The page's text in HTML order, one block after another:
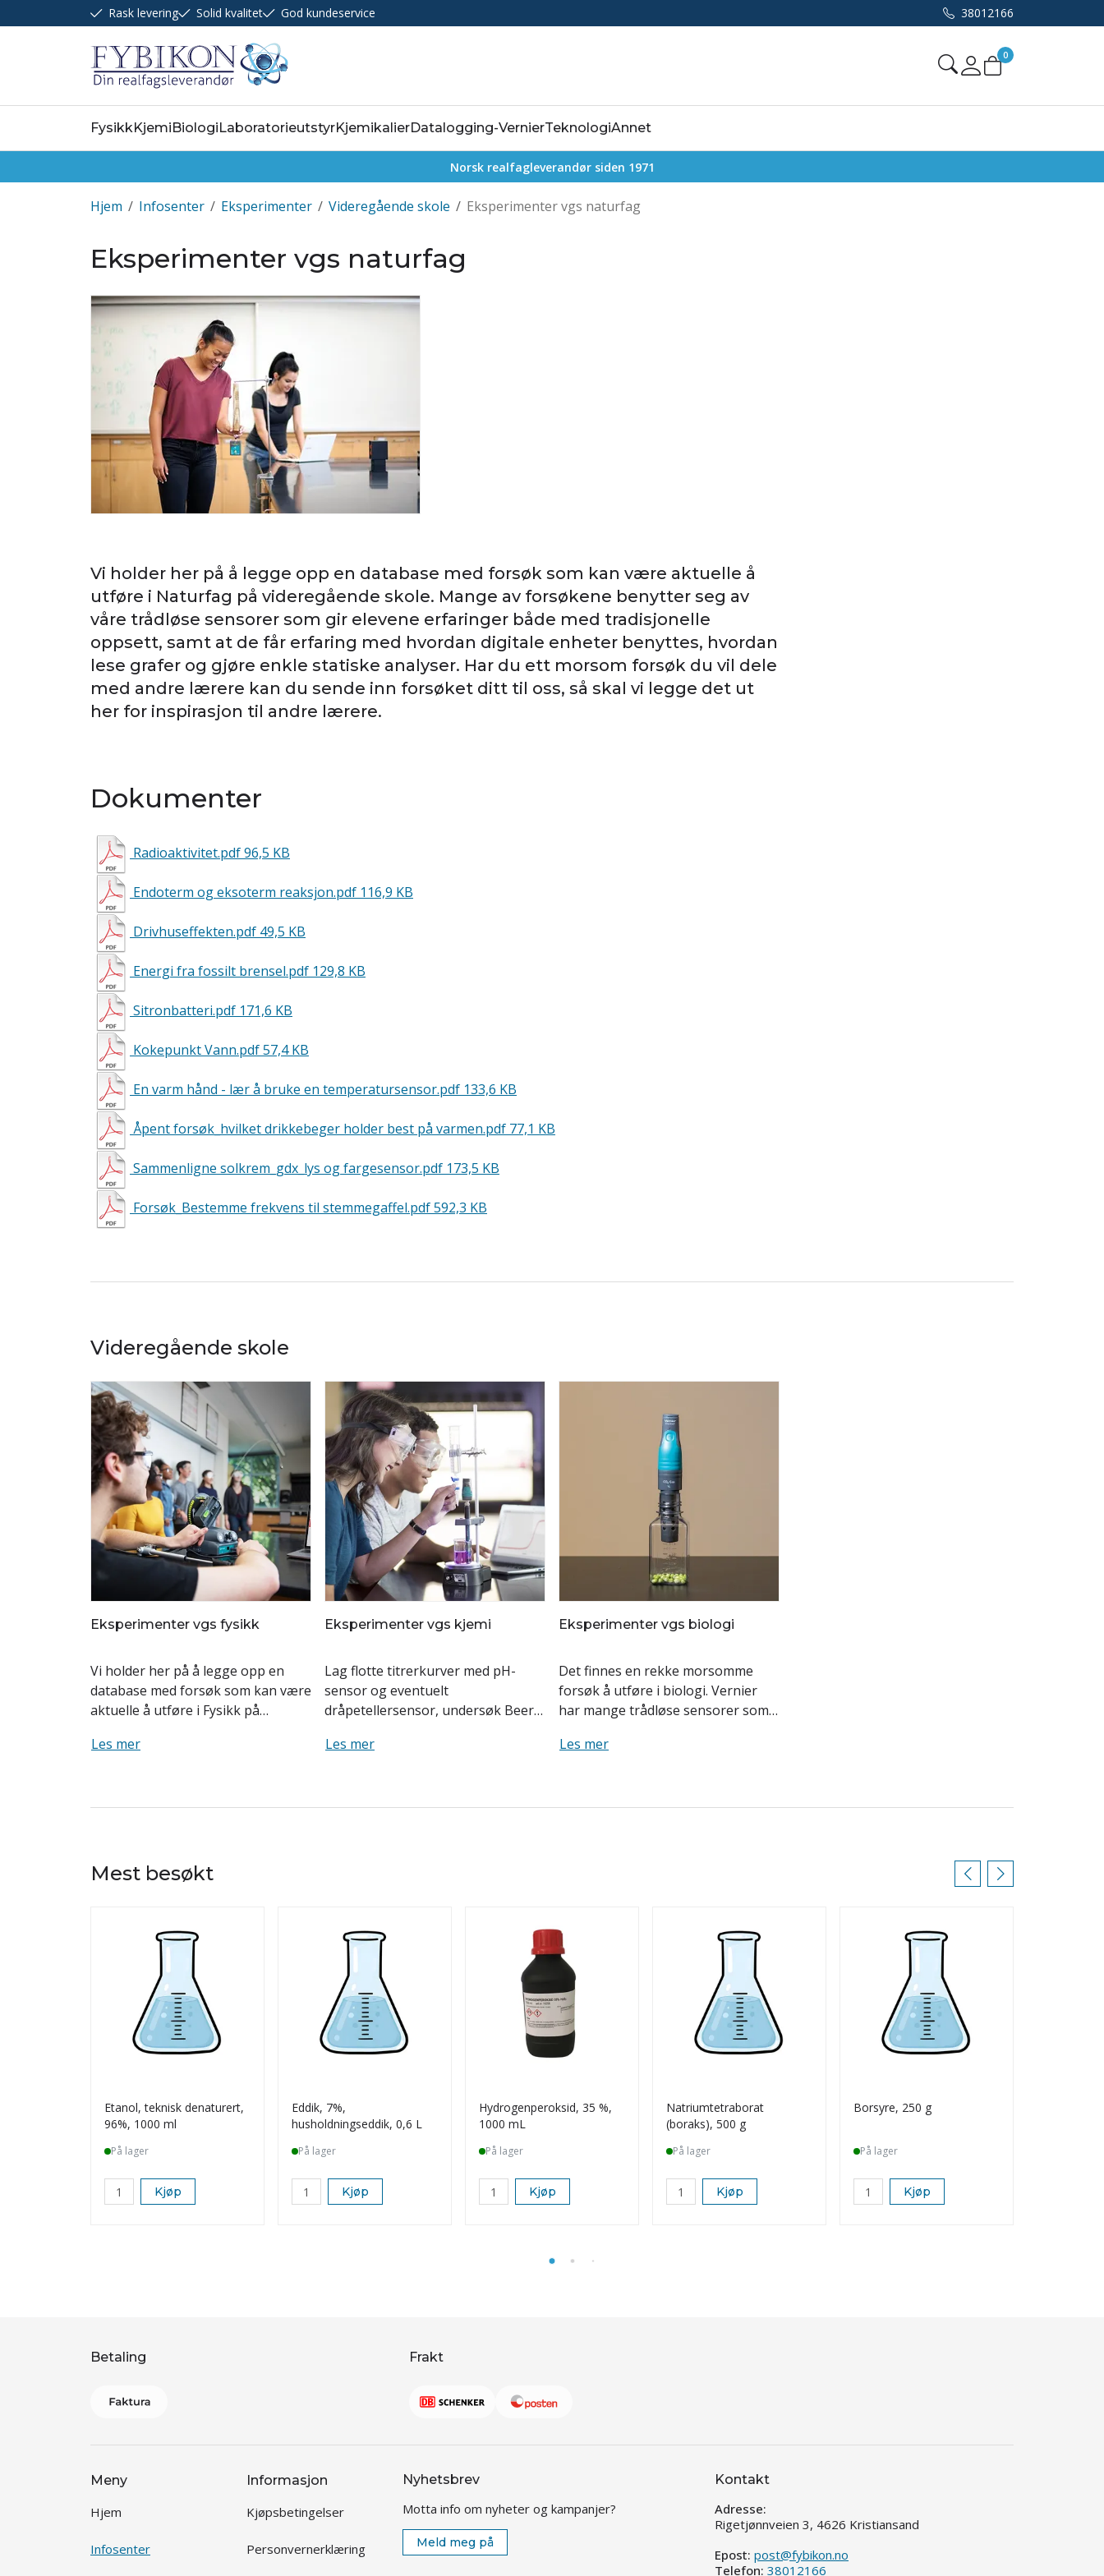
Rask levering Solid kvalitet God kundeservice 38012166
Mine sider
0
FysikkKjemiBiologiLaboratorieutstyrKjemikalierDatalogging-VernierTeknologiAnnet
Norsk realfagleverandør siden 1971
/
Hjem /
Infosenter /
Eksperimenter /
Videregående skole Eksperimenter vgs naturfag
Eksperimenter vgs naturfag
Vi holder her på å legge opp en database med forsøk som kan være aktuelle å
utføre i Naturfag på videregående skole. Mange av forsøkene benytter seg av
våre trådløse sensorer som gir elevene erfaringer både med tradisjonelle
oppsett, samt at de får erfaring med hvordan digitale enheter benyttes, hvordan
lese grafer og gjøre enkle statiske analyser. Har du ett morsom forsøk du vil dele
med andre lærere kan du sende inn forsøket ditt til oss, så skal vi legge det ut
her for inspirasjon til andre lærere.
Dokumenter
Radioaktivitet.pdf96,5 KB
Endoterm og eksoterm reaksjon.pdf 116,9 KB
Drivhuseffekten.pdf 49,5 KB
Energi fra fossilt brensel.pdf 129,8 KB
Sitronbatteri.pdf 171,6 KB
Kokepunkt Vann.pdf57,4 KB
En varm hånd - lær å bruke en temperatursensor.pdf 133,6 KB
Åpent forsøk_hvilket drikkebeger holder best på varmen.pdf 77,1 KB
Sammenligne solkrem_gdx_lys og fargesensor.pdf 173,5 KB
Forsøk_Bestemme frekvens til stemmegaffel.pdf592,3 KB
Videregående skole
Eksperimenter vgs fysikk
Vi holder her på å legge opp en
database med forsøk som kan være
aktuelle å utføre i Fysikk på
Les mer
Eksperimenter vgs kjemi
Lag flotte titrerkurver med pH-
sensor og eventuelt
dråpetellersensor, undersøk Beers
spektrofotometer, eller la eleven...
Les mer
Eksperimenter vgs biologi
Det finnes en rekke morsomme
forsøk å utføre i biologi. Vernier
har mange trådløse sensorer som
Les mer
Mest besøkt
Etanol, teknisk denaturert,
96%, 1000 ml
På lager
Kjøp
Eddik, 7%,
husholdningseddik, 0,6 L
På lager
Kjøp
Hydrogenperoksid, 35 %,
1000 mL
På lager
Kjøp
Natriumtetraborat
(boraks), 500 g
På lager
Kjøp
Borsyre, 250 g
På lager
Kjøp
Betaling Frakt
Meny
Hjem
Infosenter
Informasjon
Kjøpsbetingelser
Personvernerklæring
Nyhetsbrev
Motta info om nyheter og kampanjer?
Meld meg på
Kontakt
Adresse:
Rigetjønnveien 3, 4626 Kristiansand
Epost: post@fybikon.no
Telefon: 38012166